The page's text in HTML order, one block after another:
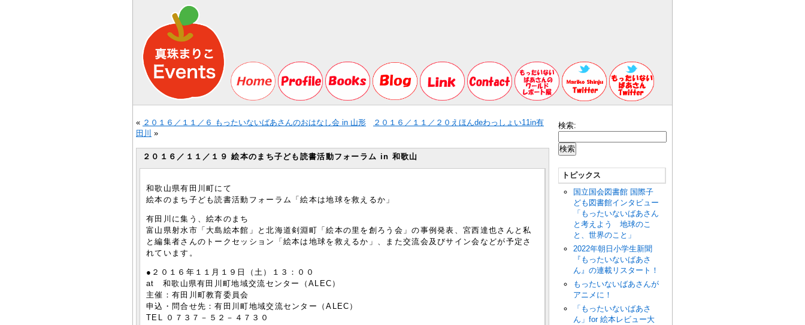
« ２０１６／１１／６ もったいないばあさんのおはなし会 in 山形
２０１６／１１／２０えほんdeわっしょい11in有
田川 »
２０１６／１１／１９ 絵本のまち子ども読書活動フォーラム in 和歌山
和歌山県有田川町にて
絵本のまち子ども読書活動フォーラム「絵本は地球を救えるか」
有田川に集う、絵本のまち
富山県射水市「大島絵本館」と北海道剣淵町「絵本の里を創ろう会」の事例発表、宮西達也さんと私
と編集者さんのトークセッション「絵本は地球を救えるか」、また交流会及びサイン会などが予定さ
れています。
●２０１６年１１月１９日（土）１３：００
at 和歌山県有田川町地域交流センター（ALEC）
主催：有田川町教育委員会
申込・問合せ先：有田川町地域交流センター（ALEC）
TEL ０７３７－５２－４７３０
検索:
トピックス
国立国会図書館 国際子
ども図書館インタビュー
「もったいないばあさん
と考えよう 地球のこ
と、世界のこと」
2022年朝日小学生新聞
『もったいないばあさ
ん』の連載リスタート！
もったいないばあさんが
アニメに！
「もったいないばあさ
ん」for 絵本レビュー大